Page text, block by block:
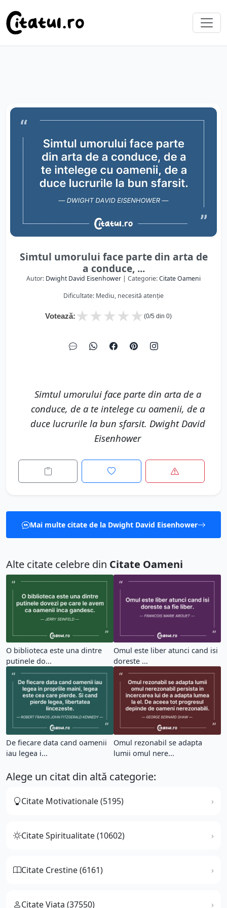
Simtul umorului face parte din arta de
a conduce, ...
Autor: Dwight David Eisenhower | Categorie:Citate Oameni
Dificultate: Mediu, necesită atenție
Votează: ★
★
★
★
★ (0/5 din 0)
Simtul umorului face parte din arta de a
conduce, de a te intelege cu oamenii, de a
duce lucrurile la bun sfarsit. Dwight David
Eisenhower
Mai multe citate de la Dwight David Eisenhower
Alte citate celebre din Citate Oameni
O biblioteca este una dintre
putinele do...
Omul este liber atunci cand isi
doreste ...
De fiecare data cand oamenii
iau legea i...
Omul rezonabil se adapta
lumii omul nere...
Alege un citat din altă categorie:
Citate Motivationale (5195)
Citate Spiritualitate (10602)
Citate Crestine (6161)
Citate Viata (37550)